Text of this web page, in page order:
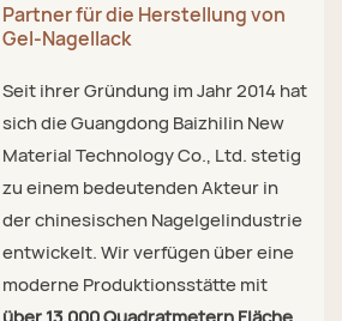
Partner für die Herstellung von
Gel-Nagellack
Seit ihrer Gründung im Jahr 2014 hat
sich die Guangdong Baizhilin New
Material Technology Co., Ltd. stetig
zu einem bedeutenden Akteur in
der chinesischen Nagelgelindustrie
entwickelt. Wir verfügen über eine
moderne Produktionsstätte mit